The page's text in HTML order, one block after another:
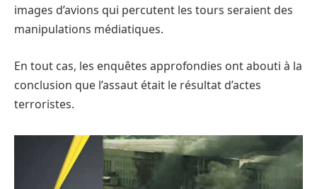
images d’avions qui percutent les tours seraient des
manipulations médiatiques.
En tout cas, les enquêtes approfondies ont abouti à la
conclusion que l’assaut était le résultat d’actes
terroristes.